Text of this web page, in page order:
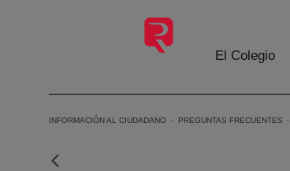
El Colegio
INFORMACIÓN AL CIUDADANO PREGUNTAS FRECUENTES